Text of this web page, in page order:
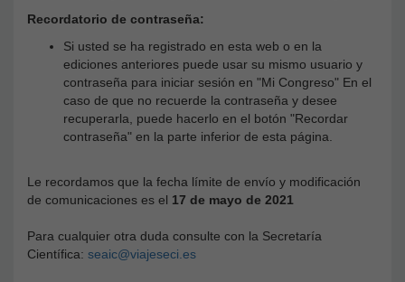
Recordatorio de contraseña:
Si usted se ha registrado en esta web o en la
ediciones anteriores puede usar su mismo usuario y
contraseña para iniciar sesión en "Mi Congreso" En el
caso de que no recuerde la contraseña y desee
recuperarla, puede hacerlo en el botón "Recordar
contraseña" en la parte inferior de esta página.
Le recordamos que la fecha límite de envío y modificación
de comunicaciones es el 17 de mayo de 2021
Para cualquier otra duda consulte con la Secretaría
Científica: seaic@viajeseci.es